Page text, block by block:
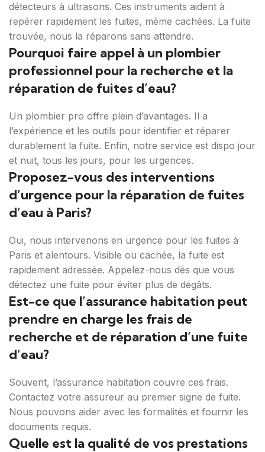
détecteurs à ultrasons. Ces instruments aident à
repérer rapidement les fuites, même cachées. La fuite
trouvée, nous la réparons sans attendre.
Pourquoi faire appel à un plombier
professionnel pour la recherche et la
réparation de fuites d’eau?
Un plombier pro offre plein d’avantages. Il a
l’expérience et les outils pour identifier et réparer
durablement la fuite. Enfin, notre service est dispo jour
et nuit, tous les jours, pour les urgences.
Proposez-vous des interventions
d’urgence pour la réparation de fuites
d’eau à Paris?
Oui, nous intervenons en urgence pour les fuites à
Paris et alentours. Visible ou cachée, la fuite est
rapidement adressée. Appelez-nous dès que vous
détectez une fuite pour éviter plus de dégâts.
Est-ce que l’assurance habitation peut
prendre en charge les frais de
recherche et de réparation d’une fuite
d’eau?
Souvent, l’assurance habitation couvre ces frais.
Contactez votre assureur au premier signe de fuite.
Nous pouvons aider avec les formalités et fournir les
documents requis.
Quelle est la qualité de vos prestations